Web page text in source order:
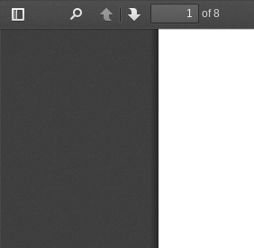
Toggle
PreviousNext
of 8